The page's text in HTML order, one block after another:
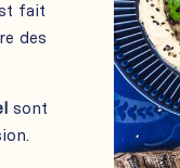
fait
des
sont